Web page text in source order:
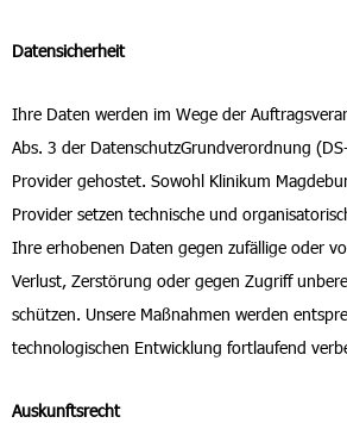
Datensicherheit
Ihre Daten werden im Wege der
Abs. 3 der DatenschutzGrundverordnung
Provider gehostet. Sowohl Klinikum
Provider setzen technische und
Ihre erhobenen Daten gegen zufällige oder
Verlust, Zerstörung oder gegen Zugriff
schützen. Unsere Maßnahmen werden
technologischen Entwicklung fortlaufend
Auskunftsrecht